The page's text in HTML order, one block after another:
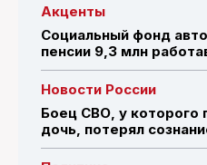
Акценты
Социальный фонд
пенсии 9,3 млн
Новости России
Боец СВО, у которого
дочь, потерял